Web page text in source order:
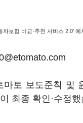
차보험 비교·추천 서비스 2.0'
마토 보도준칙 및
최종 확인·수정